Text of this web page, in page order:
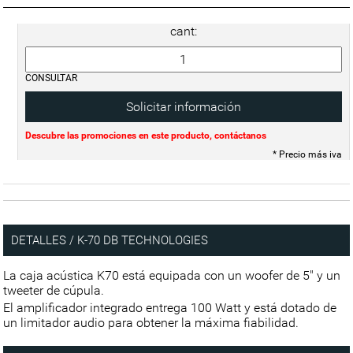
cant:
CONSULTAR
Solicitar información
Descubre las promociones en este producto, contáctanos
* Precio más iva
DETALLES / K-70 DB TECHNOLOGIES
La caja acústica K70 está equipada con un woofer de 5" y un
tweeter de cúpula.
El amplificador integrado entrega 100 Watt y está dotado de
un limitador audio para obtener la máxima fiabilidad.